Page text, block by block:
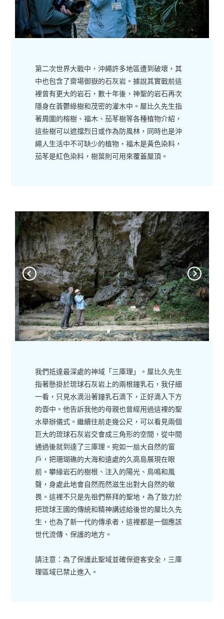
第二次世界大戰中，沖繩許多地區遭到破壞，其
中也包含了齋場御嶽的石灰岩。據說其實戰前這
裡曾有更大的岩石，數十年後，神聖的岩石再次
隱身在蓊鬱綠樹和茂密的灌木中。屋比久先生指
著周圍的榕樹、福木、茄苳樹等各種植物介紹，
這些樹可以遮擋烈日或作為防風林，同時也是沖
繩人生活中不可缺少的植物，福木是黃色染料，
茄苳是紅色染料，樹葉則可用來覆蓋屋頂。
我們抵達最深處的神域「三庫理」。屋比久先生
指著懸掛於琉球石灰岩上的兩根鐘乳石，我仔細
一看，只見水滴沿著鐘乳石滴下，正好滴入下方
的壺中。他告訴我他的母親也曾經用過這裡的聖
水舉辦儀式。繼續往前走幾公尺，可以看見兩個
巨大的琉球石灰岩交會成三角形的空間，從中間
通過後就到達了三庫理。宛如一扇大自然的窗
戶，把珊瑚礁的大海和遠處的久高島展現在眼
前。攀緣岩石的樹根、注入的陽光、鳥鳴和風
聲，身處此地會自然而然滋生出對大自然的敬
畏。這裡不只是先祖們祭拜的聖地，為了致力於
把琉球王國的傳統和精神講述給後世的屋比久先
生，也為了新一代的傳承者，這裡都是一個應該
世代流傳、保護的地方。
請注意：為了保護此聖域並確保遊客安全，三庫
理區域已禁止進入。